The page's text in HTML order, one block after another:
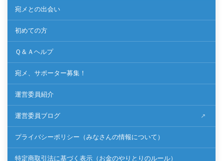
宛メとの出会い
初めての方
Ｑ＆Ａヘルプ
宛メ、サポーター募集！
運営委員紹介
運営委員ブログ
プライバシーポリシー（みなさんの情報について）
特定商取引法に基づく表示（お金のやりとりのルール）